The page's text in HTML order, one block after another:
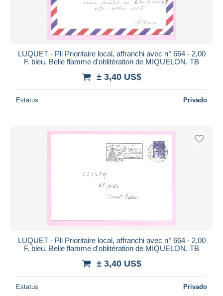
LUQUET - Pli Prioritaire local, affranchi avec n° 664 - 2,00
F. bleu. Belle flamme d'oblitération de MIQUELON. TB
± 3,40 US$
Estatus Privado
LUQUET - Pli Prioritaire local, affranchi avec n° 664 - 2,00
F. bleu. Belle flamme d'oblitération de MIQUELON. TB
± 3,40 US$
Estatus Privado